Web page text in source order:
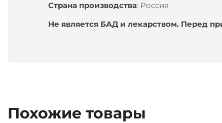
Страна производства: Россия
Не является БАД и лекарством. Перед
Похожие товары